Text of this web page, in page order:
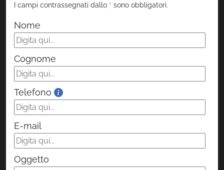
I campi contrassegnati dallo * sono obbligatori.
Nome
Cognome
Telefono
E-mail
Oggetto